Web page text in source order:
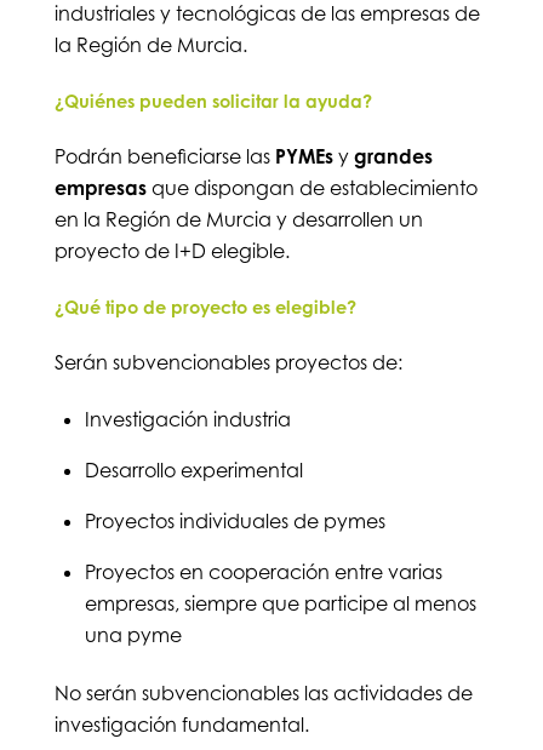
industriales y tecnológicas de las empresas de
la Región de Murcia.
¿Quiénes pueden solicitar la ayuda?
Podrán beneficiarse las PYMEsy grandes
empresasque dispongan de establecimiento
en la Región de Murcia y desarrollen un
proyecto de I+D elegible.
¿Qué tipo de proyecto es elegible?
Serán subvencionables proyectos de:
Investigación industria
Desarrollo experimental
Proyectos individuales de pymes
Proyectos en cooperación entre varias
empresas, siempre que participe al menos
una pyme
No serán subvencionables las actividades de
investigación fundamental.